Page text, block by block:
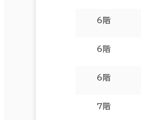
6階
6階
6階
7階